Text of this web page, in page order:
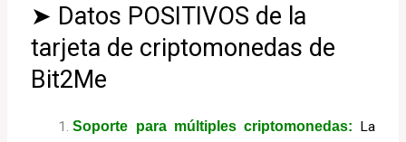
➤ Datos POSITIVOS de la
tarjeta de criptomonedas de
Bit2Me
Soporte para múltiples criptomonedas: La